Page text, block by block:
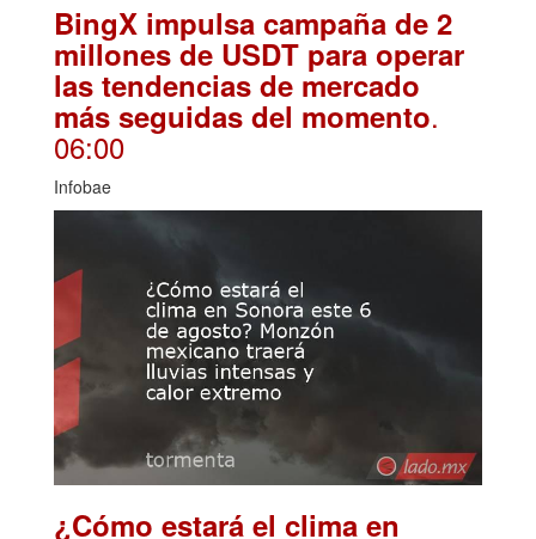
BingX impulsa campaña de 2
millones de USDT para operar
las tendencias de mercado
más seguidas del momento.
06:00
Infobae
¿Cómo estará el clima en